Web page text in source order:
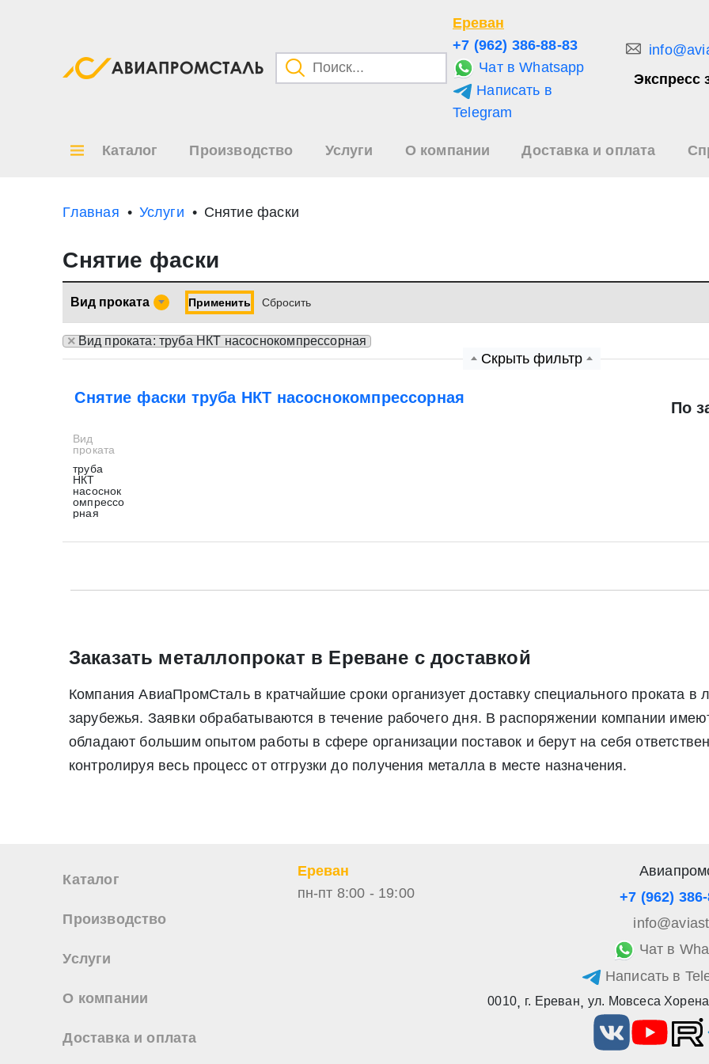
Ереван
+7 (962) 386-88-83
Чат в Whatsapp
Написать в
Telegram
Экспресс
Каталог Производство Услуги О компании Доставка и оплата
Главная Услуги Снятие фаски
Снятие фаски
Вид проката Применить Cбросить
× Вид проката: труба НКТ насоснокомпрессорная
Скрыть фильтр
Снятие фаски труба НКТ насоснокомпрессорная
По
Вид
проката
труба
НКТ
насоснок
омпрессо
рная
Заказать металлопрокат в Ереване с доставкой
Компания АвиаПромСталь в кратчайшие сроки организует доставку специального проката в
зарубежья. Заявки обрабатываются в течение рабочего дня. В распоряжении компании
обладают большим опытом работы в сфере организации поставок и берут на себя
контролируя весь процесс от отгрузки до получения металла в месте назначения.
Каталог
Производство
Услуги
О компании
Доставка и оплата
Ереван
пн-пт 8:00 - 19:00
+7 (962)
Чат в
Написать в
0010, г. Ереван, ул. Мовсеса
Отправить заявку
Нажимая на кнопку «Отправить заявку» Вы даете согласие на обработку своих персональных данных в
июля 2006 г. N 152-ФЗ «О персональных данных», а также соглашаетесь на информационную
персональных данных», а также соглашаетесь на информационную рассылку по